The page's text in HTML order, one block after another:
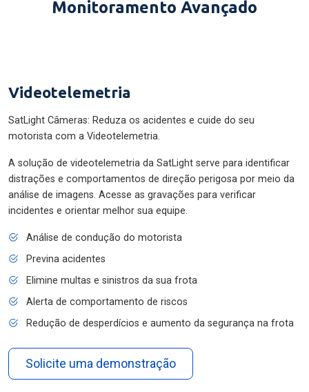
Monitoramento Avançado
Videotelemetria
SatLight Câmeras: Reduza os acidentes e cuide do seu
motorista com a Videotelemetria.
A solução de videotelemetria da SatLight serve para identificar
distrações e comportamentos de direção perigosa por meio da
análise de imagens. Acesse as gravações para verificar
incidentes e orientar melhor sua equipe.
Análise de condução do motorista
Previna acidentes
Elimine multas e sinistros da sua frota
Alerta de comportamento de riscos
Redução de desperdícios e aumento da segurança na frota
Solicite uma demonstração